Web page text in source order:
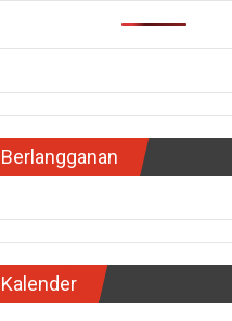
Berlangganan
Kalender